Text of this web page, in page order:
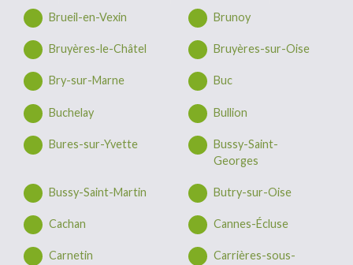
Brueil-en-Vexin Brunoy
Bruyères-le-Châtel Bruyères-sur-Oise
Bry-sur-Marne Buc
Buchelay Bullion
Bures-sur-Yvette
Bussy-Saint-
Georges
Bussy-Saint-Martin Butry-sur-Oise
Cachan Cannes-Écluse
Carnetin Carrières-sous-